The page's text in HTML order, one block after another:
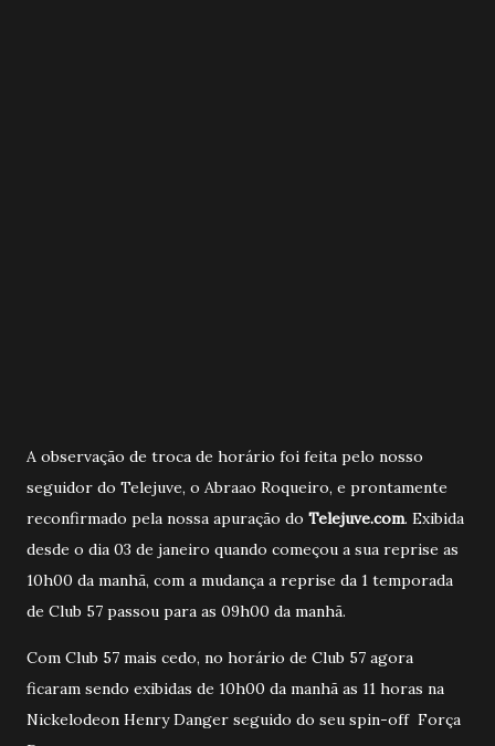
A observação de troca de horário foi feita pelo nosso
seguidor do Telejuve, o Abraao Roqueiro, e prontamente
reconfirmado pela nossa apuração do Telejuve.com. Exibida
desde o dia 03 de janeiro quando começou a sua reprise as
10h00 da manhã, com a mudança a reprise da 1 temporada
de Club 57 passou para as 09h00 da manhã.
Com Club 57 mais cedo, no horário de Club 57 agora
ficaram sendo exibidas de 10h00 da manhã as 11 horas na
Nickelodeon Henry Danger seguido do seu spin-off Força